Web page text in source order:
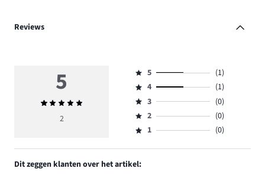
Reviews
5
Gemiddelde
beoordeling
2
Beoordeling
5,
aantal
reviews
1.
5
(1)
Beoordeling
4,
aantal
reviews
4
(1)
Beoordeling
3,
aantal
3
(0)
Beoordeling
2,
0.
2
(0)
Beoordeling
1,
aantal
reviews
1 (0)
Dit zeggen klanten over het artikel: